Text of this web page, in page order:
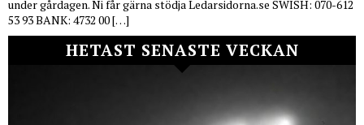
under gårdagen. Ni får gärna stödja Ledarsidorna.se SWISH: 070-612
53 93 BANK: 4732 00 […]
HETAST SENASTE VECKAN